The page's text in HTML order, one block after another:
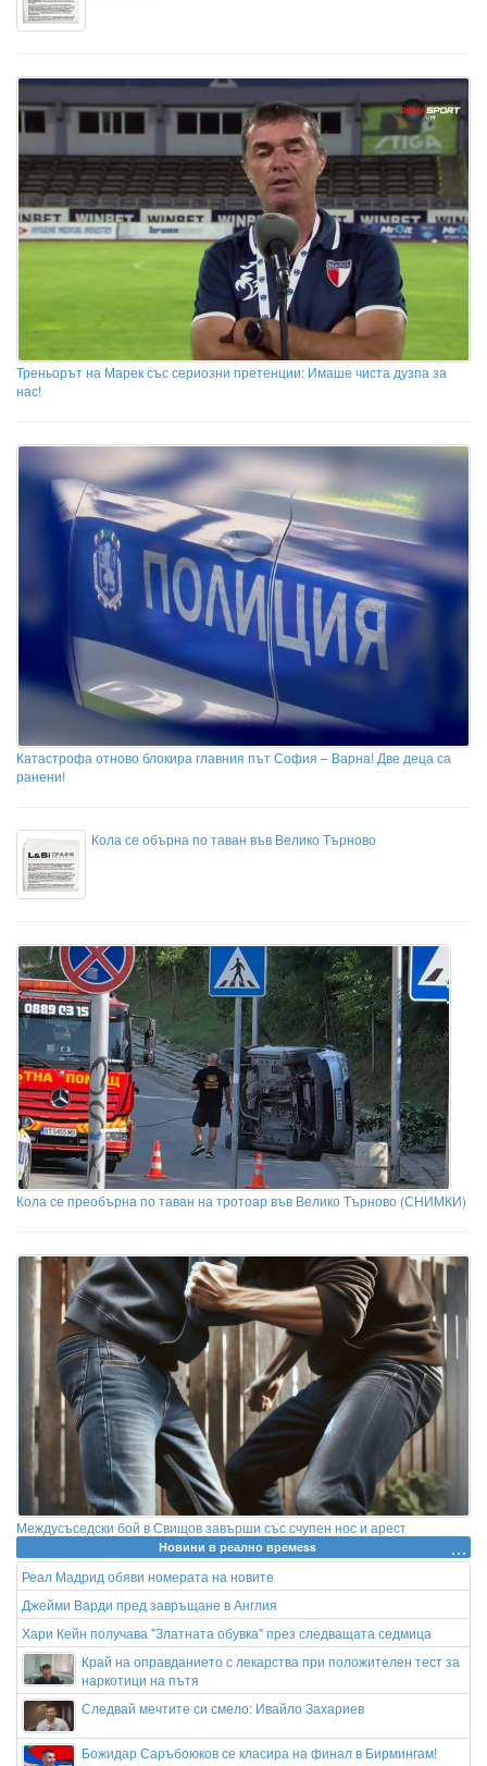
Треньорът на Марек със сериозни претенции: Имаше чиста дузпа за
нас!
Катастрофа отново блокира главния път София – Варна! Две деца са
ранени!
Кола се обърна по таван във Велико Търново
Кола се преобърна по таван на тротоар във Велико Търново (СНИМКИ)
Междусъседски бой в Свищов завърши със счупен нос и арест
Новини в реално времеss
Реал Мадрид обяви номерата на новите
Джейми Варди пред завръщане в Англия
Хари Кейн получава "Златната обувка" през следващата седмица
Край на оправданието с лекарства при положителен тест за
наркотици на пътя
Следвай мечтите си смело: Ивайло Захариев
Божидар Саръбоюков се класира на финал в Бирмингам!